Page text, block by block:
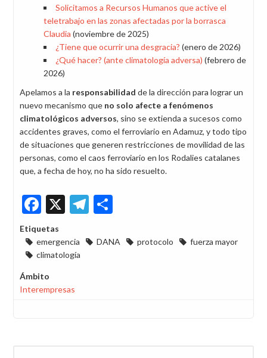
Solicitamos a Recursos Humanos que active el
teletrabajo en las zonas afectadas por la borrasca
Claudia (noviembre de 2025)
¿Tiene que ocurrir una desgracia? (enero de 2026)
¿Qué hacer? (ante climatología adversa) (febrero de
2026)
Apelamos a la responsabilidad de la dirección para lograr un
nuevo mecanismo que no solo afecte a fenómenos
climatológicos adversos, sino se extienda a sucesos como
accidentes graves, como el ferroviario en Adamuz, y todo tipo
de situaciones que generen restricciones de movilidad de las
personas, como el caos ferroviario en los Rodalies catalanes
que, a fecha de hoy, no ha sido resuelto.
Facebook
X Telegram
Etiquetas
emergencia
DANA protocolo
fuerza mayor
climatología
Ámbito
Interempresas